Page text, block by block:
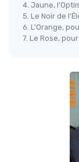
4. Jaune,
5. Le Noir de
6. L'Orange,
7. Le Rose,